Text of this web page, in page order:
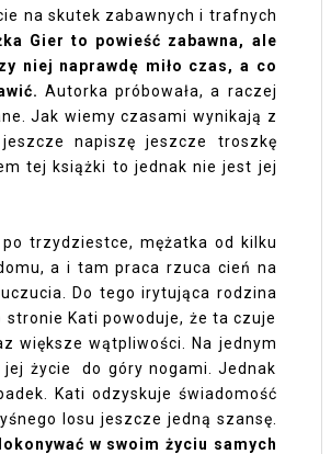
na skutek zabawnych i trafnych
Gier to powieść zabawna, ale
niej naprawdę miło czas, a co
Autorka próbowała, a raczej
Jak wiemy czasami wynikają z
napiszę jeszcze troszkę
tej książki to jednak nie jest jej
trzydziestce, mężatka od kilku
a i tam praca rzuca cień na
Do tego irytująca rodzina
Kati powoduje, że ta czuje
większe wątpliwości. Na jednym
jej życie do góry nogami. Jednak
Kati odzyskuje świadomość
losu jeszcze jedną szansę.
w swoim życiu samych